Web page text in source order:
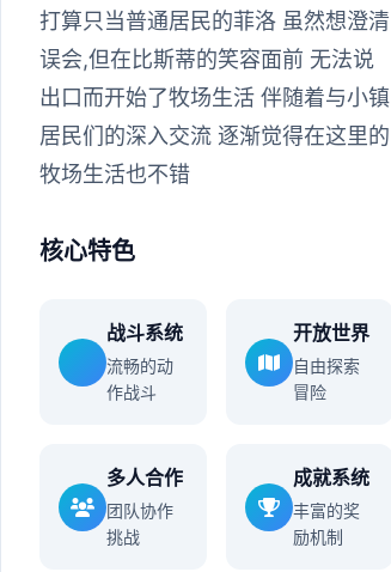
打算只当普通居民的菲洛 虽然想澄清
误会,但在比斯蒂的笑容面前 无法说
出口而开始了牧场生活 伴随着与小镇
居民们的深入交流 逐渐觉得在这里的
牧场生活也不错
核心特色
战斗系统
流畅的动
作战斗
开放世界
自由探索
冒险
多人合作
团队协作
挑战
成就系统
丰富的奖
励机制